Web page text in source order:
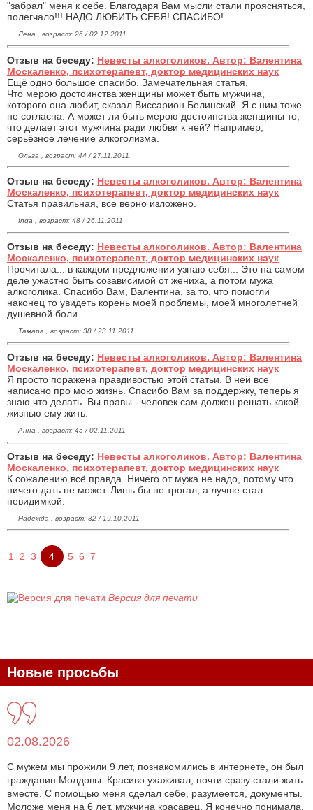
"забрал" меня к себе. Благодаря Вам мысли стали проясняться,
полегчало!!! НАДО ЛЮБИТЬ СЕБЯ! СПАСИБО!
Лена , возраст: 26 / 02.12.2011
Отзыв на беседу: Невесты алкоголиков. Автор: Валентина
Москаленко, психотерапевт, доктор медицинских наук
Ещё одно большое спасибо. Замечательная статья.
Что мерою достоинства женщины может быть мужчина,
которого она любит, сказал Виссарион Белинский. Я с ним тоже
не согласна. А может ли быть мерою достоинства женщины то,
что делает этот мужчина ради любви к ней? Например,
серьёзное лечение алкоголизма.
Ольга , возраст: 44 / 27.11.2011
Отзыв на беседу: Невесты алкоголиков. Автор: Валентина
Москаленко, психотерапевт, доктор медицинских наук
Статья правильная, все верно изложено.
Inga , возраст: 48 / 26.11.2011
Отзыв на беседу: Невесты алкоголиков. Автор: Валентина
Москаленко, психотерапевт, доктор медицинских наук
Прочитала... в каждом предложении узнаю себя... Это на самом
деле ужастно быть созависимой от жениха, а потом мужа
алкоголика. Спасибо Вам, Валентина, за то, что помогли
наконец то увидеть корень моей проблемы, моей многолетней
душевной боли.
Тамара , возраст: 38 / 23.11.2011
Отзыв на беседу: Невесты алкоголиков. Автор: Валентина
Москаленко, психотерапевт, доктор медицинских наук
Я просто поражена правдивостью этой статьи. В ней все
написано про мою жизнь. Спасибо Вам за поддержку, теперь я
знаю что делать. Вы правы - человек сам должен решать какой
жизнью ему жить.
Анна , возраст: 45 / 02.11.2011
Отзыв на беседу: Невесты алкоголиков. Автор: Валентина
Москаленко, психотерапевт, доктор медицинских наук
К сожалению всё правда. Ничего от мужа не надо, потому что
ничего дать не может. Лишь бы не трогал, а лучше стал
невидимкой.
Надежда , возраст: 32 / 19.10.2011
1 2 3 4 5 6 7
Версия для печати
Новые просьбы
02.08.2026
С мужем мы прожили 9 лет, познакомились в интернете, он был
гражданин Молдовы. Красиво ухаживал, почти сразу стали жить
вместе. С помощью меня сделал себе, разумеется, документы.
Моложе меня на 6 лет, мужчина красавец. Я конечно понимала,